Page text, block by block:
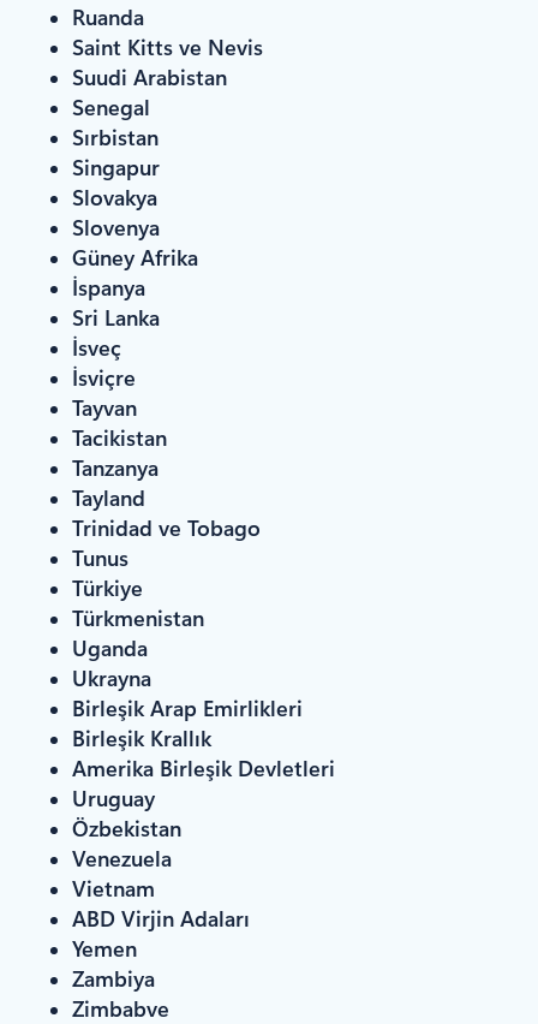
Ruanda
Saint Kitts ve Nevis
Suudi Arabistan
Senegal
Sırbistan
Singapur
Slovakya
Slovenya
Güney Afrika
İspanya
Sri Lanka
İsveç
İsviçre
Tayvan
Tacikistan
Tanzanya
Tayland
Trinidad ve Tobago
Tunus
Türkiye
Türkmenistan
Uganda
Ukrayna
Birleşik Arap Emirlikleri
Birleşik Krallık
Amerika Birleşik Devletleri
Uruguay
Özbekistan
Venezuela
Vietnam
ABD Virjin Adaları
Yemen
Zambiya
Zimbabve